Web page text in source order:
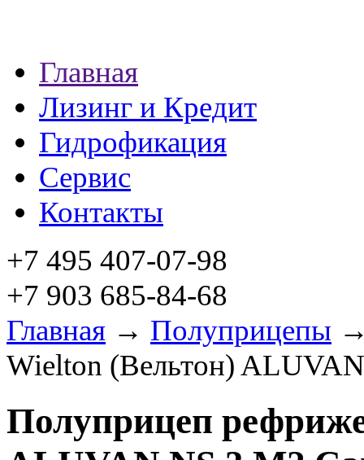
Главная
Лизинг и Кредит
Гидрофикация
Сервис
Контакты
+7 495 407-07-98
+7 903 685-84-68
Главная → Полуприцепы
Wielton (Вельтон)
Полуприцеп